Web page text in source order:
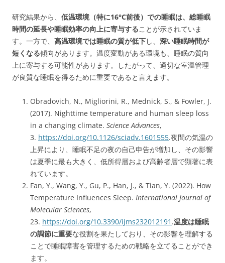
研究結果から、 低温環境（特に16°C前後）での睡眠は、総睡眠
時間の延長や睡眠効率の向上に寄与することが示されていま
す。一方で、 高温環境では睡眠の質が低下し、 深い睡眠時間が
短くなる傾向があります。温度変動がある環境も、睡眠の質向
上に寄与する可能性があります。したがって、適切な室温管理
が良質な睡眠を得るために重要であると言えます。
Obradovich, N., Migliorini, R., Mednick, S., & Fowler, J.
(2017). Nighttime temperature and human sleep loss
in a changing climate. Science Advances,
3. https://doi.org/10.1126/sciadv.1601555.夜間の気温の
上昇により、睡眠不足の夜の自己申告が増加し、その影響
は夏季に最も大きく、低所得層および高齢者層で顕著に表
れています。
Fan, Y., Wang, Y., Gu, P., Han, J., & Tian, Y. (2022). How
Temperature Influences Sleep. International Journal of
Molecular Sciences,
23. https://doi.org/10.3390/ijms232012191 .温度は睡眠
の調節に重要な役割を果たしており、その影響を理解する
ことで睡眠障害を管理するための戦略を立てることができ
ます。